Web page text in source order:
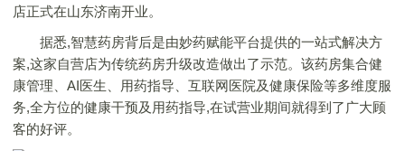
店正式在山东济南开业。
据悉,智慧药房背后是由妙药赋能平台提供的一站式解决方
案,这家自营店为传统药房升级改造做出了示范。该药房集合健
康管理、AI医生、用药指导、互联网医院及健康保险等多维度服
务,全方位的健康干预及用药指导,在试营业期间就得到了广大顾
客的好评。